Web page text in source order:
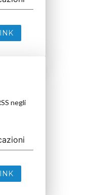
negli